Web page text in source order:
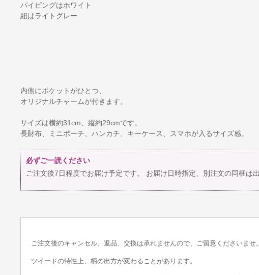
パイピングはホワイト
紐はライトグレー
内側にポケットがひとつ、
オリジナルチャームが付きます。
サイズは横約31cm、縦約29cmです。
長財布、ミニポーチ、ハンカチ、キーケース、スマホが入るサイズ感。
必ずご一読ください
ご注文後7日程度でお届け予定です。 お届け日時指定、別注文の同梱は出
ご注文後のキャンセル、返品、交換は承れませんので、ご留意くださいませ。
ツイードの特性上、柄の出方が変わることがあります。